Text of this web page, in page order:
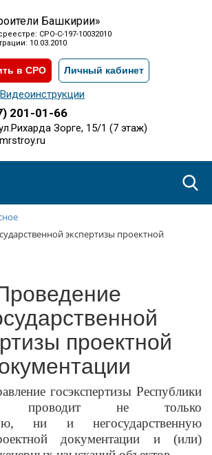
Башкирии»
СРО-С-197-10032010
10.03.2010
в СРО Личный кабинет
Видеоинструкции
201-01-66
Зорге, 15/1 (7 этаж)
экспертизы проектной
проектной
госэкспертизы Республики
проводит не только
ни и негосударственную
документации и (или)